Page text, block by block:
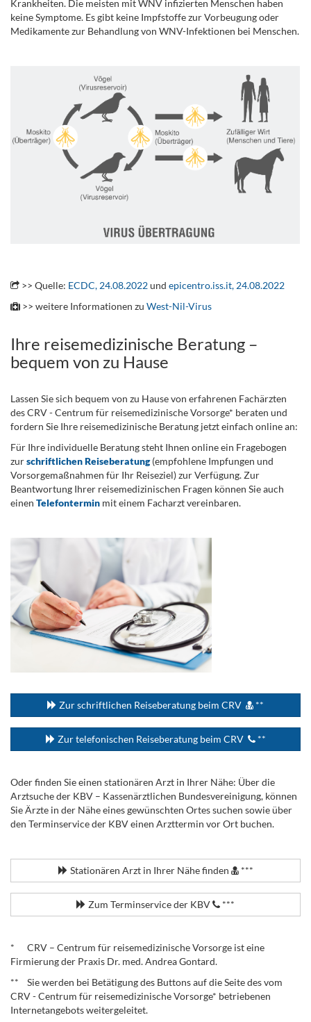
Krankheiten. Die meisten mit WNV infizierten Menschen haben
keine Symptome. Es gibt keine Impfstoffe zur Vorbeugung oder
Medikamente zur Behandlung von WNV-Infektionen bei Menschen.
>> Quelle: ECDC, 24.08.2022und epicentro.iss.it, 24.08.2022
>> weitere Informationen zu West-Nil-Virus
Ihre reisemedizinische Beratung –
bequem von zu Hause
Lassen Sie sich bequem von zu Hause von erfahrenen Fachärzten
des CRV - Centrum für reisemedizinische Vorsorge* beraten und
fordern Sie Ihre reisemedizinische Beratung jetzt einfach online an:
Für Ihre individuelle Beratung steht Ihnen online ein Fragebogen
zurschriftlichen Reiseberatung(empfohlene Impfungen und
Vorsorgemaßnahmen für Ihr Reiseziel) zur Verfügung. Zur
Beantwortung Ihrer reisemedizinischen Fragen können Sie auch
einen Telefontermin mit einem Facharzt vereinbaren.
Zur schriftlichen Reiseberatung beim CRV **
Zur telefonischen Reiseberatung beim CRV **
Oder finden Sie einen stationären Arzt in Ihrer Nähe: Über die
Arztsuche der KBV – Kassenärztlichen Bundesvereinigung, können
Sie Ärzte in der Nähe eines gewünschten Ortes suchen sowie über
den Terminservice der KBV einen Arzttermin vor Ort buchen.
Stationären Arzt in Ihrer Nähe finden ***
Zum Terminservice der KBV ***
* CRV – Centrum für reisemedizinische Vorsorge ist eine
Firmierung der Praxis Dr. med. Andrea Gontard.
** Sie werden bei Betätigung des Buttons auf die Seite des vom
CRV - Centrum für reisemedizinische Vorsorge* betriebenen
Internetangebots weitergeleitet.